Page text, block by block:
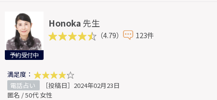
予約受付中
Honoka 先生
（4.79） 123件
満足度：
電話占い
［投稿日］2024年02月23日
匿名 / 50代 女性